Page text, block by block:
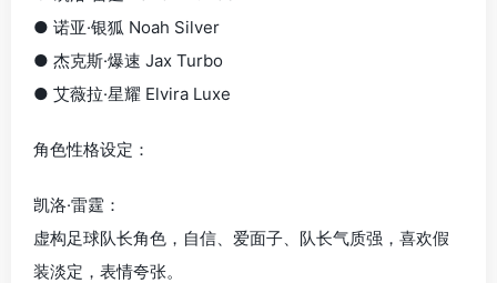
● 诺亚·银狐 Noah Silver
● 杰克斯·爆速 Jax Turbo
● 艾薇拉·星耀 Elvira Luxe
角色性格设定：
凯洛·雷霆：
虚构足球队长角色，自信、爱面子、队长气质强，喜欢假
装淡定，表情夸张。